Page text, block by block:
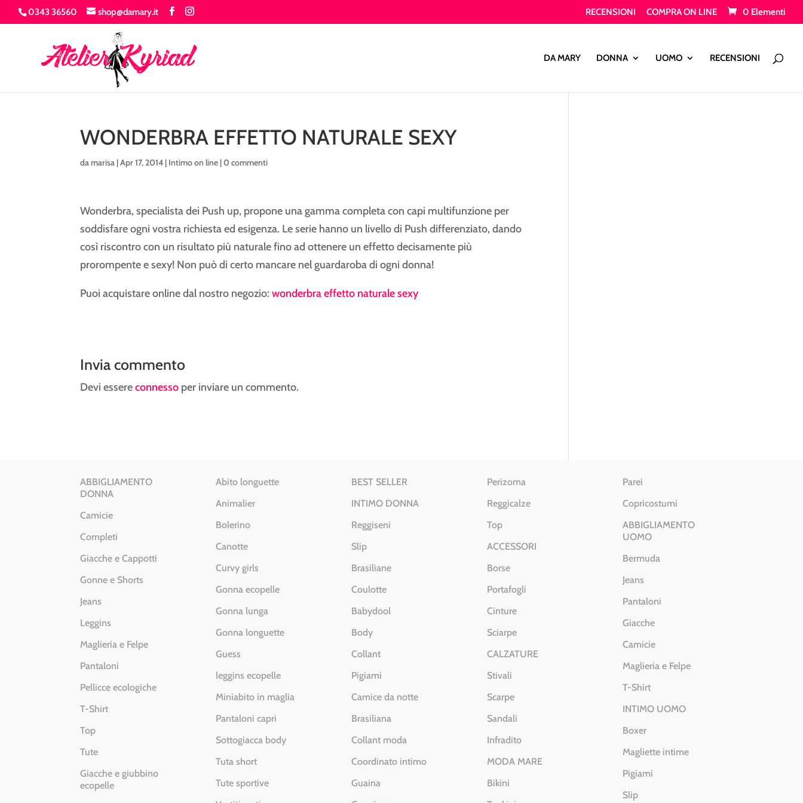
0343 36560 shop@damary.it RECENSIONI COMPRA ON LINE 0 Elementi
DA MARY DONNA UOMO RECENSIONI
Products
WONDERBRA EFFETTO NATURALE SEXY
damarisa |Apr 17, 2014 | Intimo on line |0 commenti
Wonderbra, specialista dei Push up, propone una gamma completa con capi multifunzione per
soddisfare ogni vostra richiesta ed esigenza. Le serie hanno un livello di Push differenziato, dando
così riscontro con un risultato più naturale fino ad ottenere un effetto decisamente più
prorompente e sexy! Non può di certo mancare nel guardaroba di ogni donna!
Puoi acquistare online dal nostro negozio:wonderbra effetto naturale sexy
Invia commento
Devi essereconnesso per inviare un commento.
ABBIGLIAMENTO
DONNA
Camicie
Completi
Giacche e Cappotti
Gonne e Shorts
Jeans
Leggins
Maglieria e Felpe
Pantaloni
Pellicce ecologiche
T-Shirt
Top
Tute
Giacche e giubbino
ecopelle
Abito longuette
Animalier
Bolerino
Canotte
Curvy girls
Gonna ecopelle
Gonna lunga
Gonna longuette
Guess
leggins ecopelle
Miniabito in maglia
Pantaloni capri
Sottogiacca body
Tuta short
Tute sportive
BEST SELLER
INTIMO DONNA
Reggiseni
Slip
Brasiliane
Coulotte
Babydool
Body
Collant
Pigiami
Camice da notte
Brasiliana
Collant moda
Coordinato intimo
Guaina
Perizoma
Reggicalze
Top
ACCESSORI
Borse
Portafogli
Cinture
Sciarpe
CALZATURE
Stivali
Scarpe
Sandali
Infradito
MODA MARE
Bikini
Parei
Copricostumi
ABBIGLIAMENTO
UOMO
Bermuda
Jeans
Pantaloni
Giacche
Camicie
Maglieria e Felpe
T-Shirt
INTIMO UOMO
Boxer
Magliette intime
Pigiami
Slip